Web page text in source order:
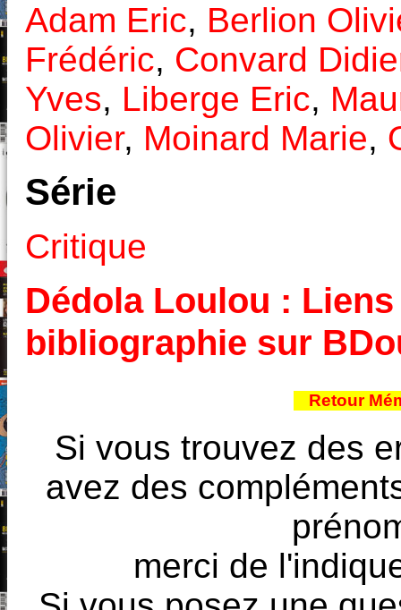
Adam Eric, Berlion
Frédéric, Convard
Yves, Liberge Eric,
Olivier, Moinard Marie,
Série
Critique
Dédola Loulou :
bibliographie sur
Retour
Si vous trouvez des
avez des
merci de